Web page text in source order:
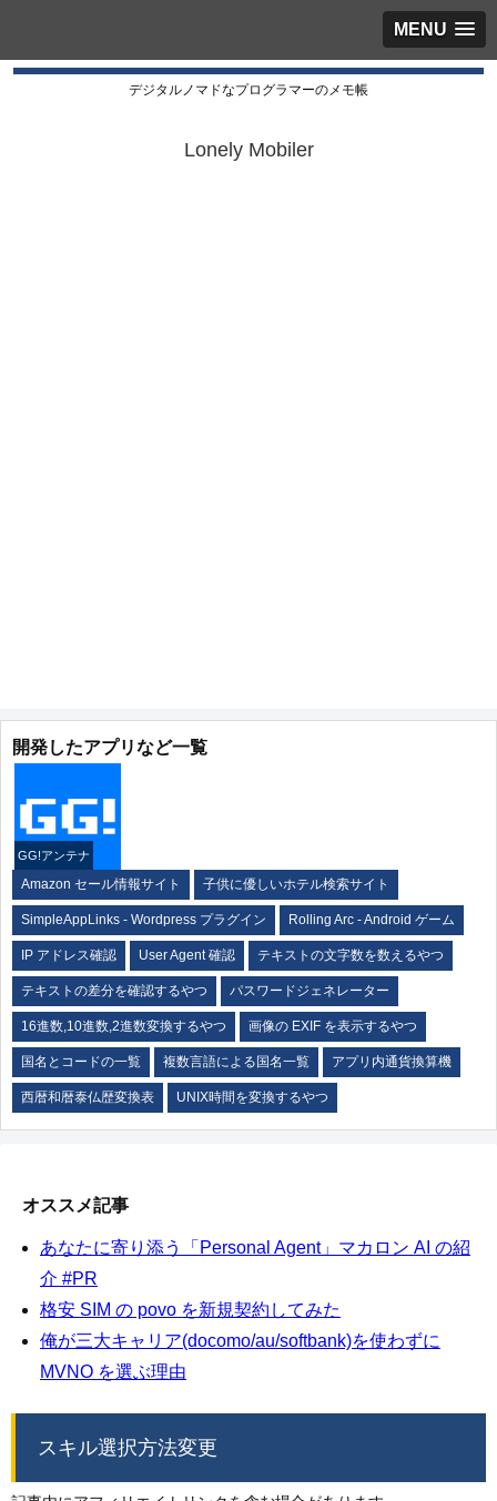
MENU
デジタルノマドなプログラマーのメモ帳
Lonely Mobiler
開発したアプリなど一覧
GG!アンテナ
Amazon セール情報サイト 子供に優しいホテル検索サイト
SimpleAppLinks - Wordpress プラグイン Rolling Arc - Android ゲーム
IP アドレス確認 User Agent 確認 テキストの文字数を数えるやつ
テキストの差分を確認するやつ パスワードジェネレーター
16進数,10進数,2進数変換するやつ 画像の EXIF を表示するやつ
国名とコードの一覧 複数言語による国名一覧 アプリ内通貨換算機
西暦和暦泰仏歴変換表 UNIX時間を変換するやつ
オススメ記事
あなたに寄り添う「Personal Agent」マカロン AI の紹
介 #PR
格安 SIM の povo を新規契約してみた
俺が三大キャリア(docomo/au/softbank)を使わずに
MVNO を選ぶ理由
スキル選択方法変更